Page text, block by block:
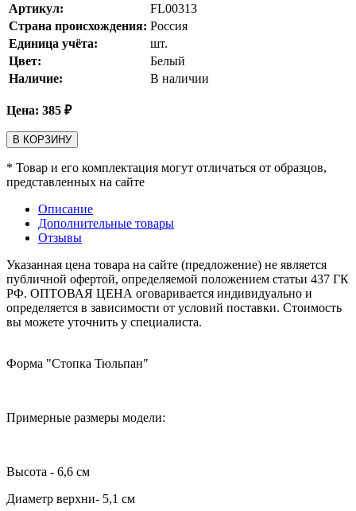
Артикул:
FL00313
Страна происхождения: Россия
Единица учёта:
шт.
Цвет:
Белый
Наличие:
В наличии
Цена: 385 ₽
В КОРЗИНУ
* Товар и его комплектация могут отличаться от образцов,
представленных на сайте
Описание
Дополнительные товары
Отзывы
Указанная цена товара на сайте (предложение) не является
публичной офертой, определяемой положением статьи 437 ГК
РФ. ОПТОВАЯ ЦЕНА оговаривается индивидуально и
определяется в зависимости от условий поставки. Стоимость
вы можете уточнить у специалиста.
Форма "Стопка Тюльпан"
Примерные размеры модели:
Высота - 6,6 см
Диаметр верхни- 5,1 см